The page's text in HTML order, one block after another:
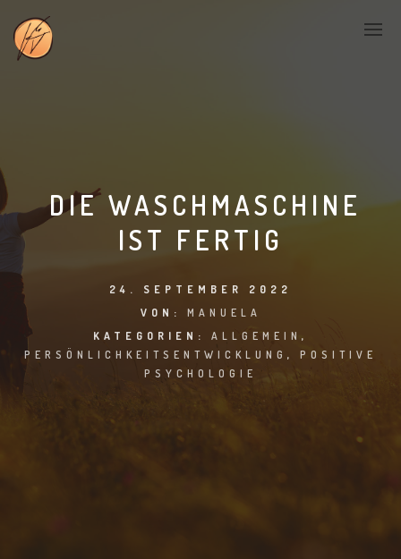
DIE WASCHMASCHINE
IST FERTIG
24. SEPTEMBER 2022
VON: MANUELA
KATEGORIEN: ALLGEMEIN ,
PERSÖNLICHKEITSENTWICKLUNG , POSITIVE
PSYCHOLOGIE